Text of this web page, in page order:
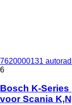
7620000131
6
Bosch K-Series
voor Scania